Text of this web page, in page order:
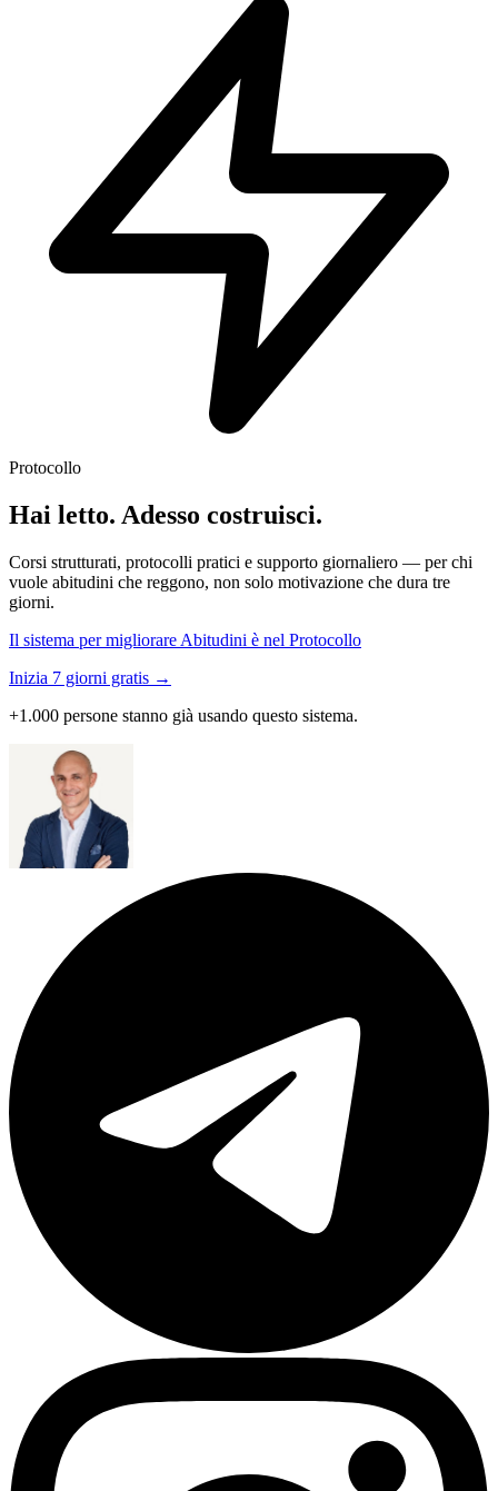
Protocollo
Hai letto. Adesso costruisci.
Corsi strutturati, protocolli pratici e supporto giornaliero — per chi
vuole abitudini che reggono, non solo motivazione che dura tre
giorni.
Il sistema per migliorare Abitudini è nel Protocollo
Inizia 7 giorni gratis →
+1.000 persone stanno già usando questo sistema.